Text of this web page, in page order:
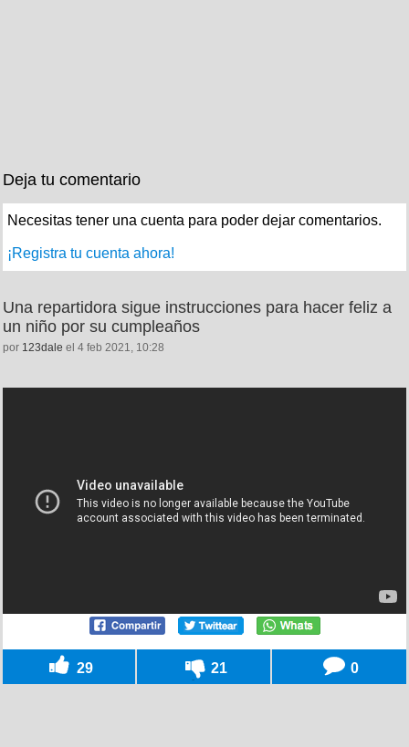
Deja tu comentario
Necesitas tener una cuenta para poder dejar comentarios.
¡Registra tu cuenta ahora!
Una repartidora sigue instrucciones para hacer feliz a
un niño por su cumpleaños
por 123dale el 4 feb 2021, 10:28
29 21 0